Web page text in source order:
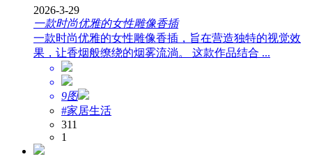
2026-3-29
一款时尚优雅的女性雕像香插
一款时尚优雅的女性雕像香插，旨在营造独特的视觉效
果，让香烟般缭绕的烟雾流淌。 这款作品结合 ...
9图
#家居生活
311
1